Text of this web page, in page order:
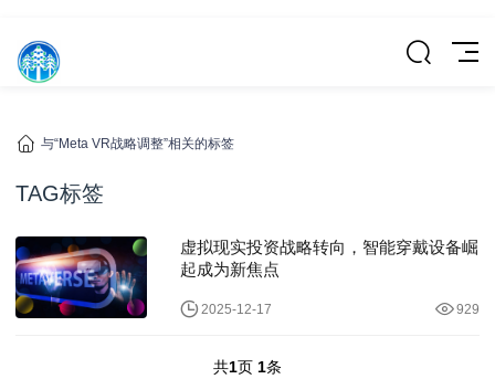
与“Meta VR战略调整”相关的标签
TAG标签
虚拟现实投资战略转向，智能穿戴设备崛
起成为新焦点
2025-12-17 929
共1页 1条